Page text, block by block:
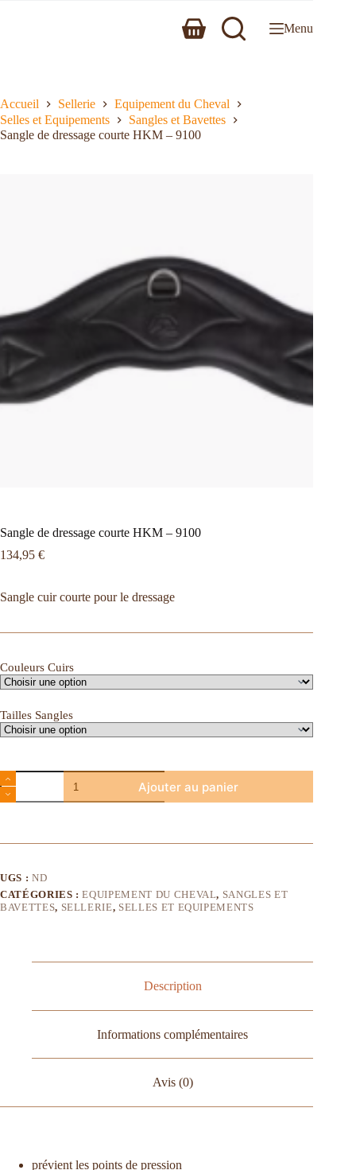
Menu
Accueil Sellerie
Equipement du Cheval
Selles et Equipements
Sangles et Bavettes
Sangle de dressage courte HKM – 9100
Sangle de dressage courte HKM – 9100
134,95 €
Sangle cuir courte pour le dressage
Couleurs Cuirs
Tailles Sangles
Ajouter au panier
UGS : ND
CATÉGORIES :EQUIPEMENT DU CHEVAL, SANGLES ET
BAVETTES, SELLERIE, SELLES ET EQUIPEMENTS
Description
Informations complémentaires
Avis (0)
prévient les points de pression